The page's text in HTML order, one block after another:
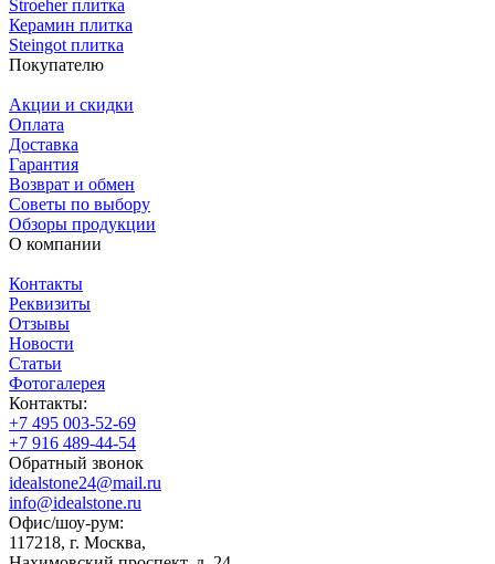
Stroeher плитка
Керамин плитка
Steingot плитка
Покупателю
Акции и скидки
Оплата
Доставка
Гарантия
Возврат и обмен
Советы по выбору
Обзоры продукции
О компании
Контакты
Реквизиты
Отзывы
Новости
Статьи
Фотогалерея
Контакты:
+7 495 003-52-69
+7 916 489-44-54
Обратный звонок
idealstone24@mail.ru
info@idealstone.ru
Офис/шоу-рум:
117218, г. Москва,